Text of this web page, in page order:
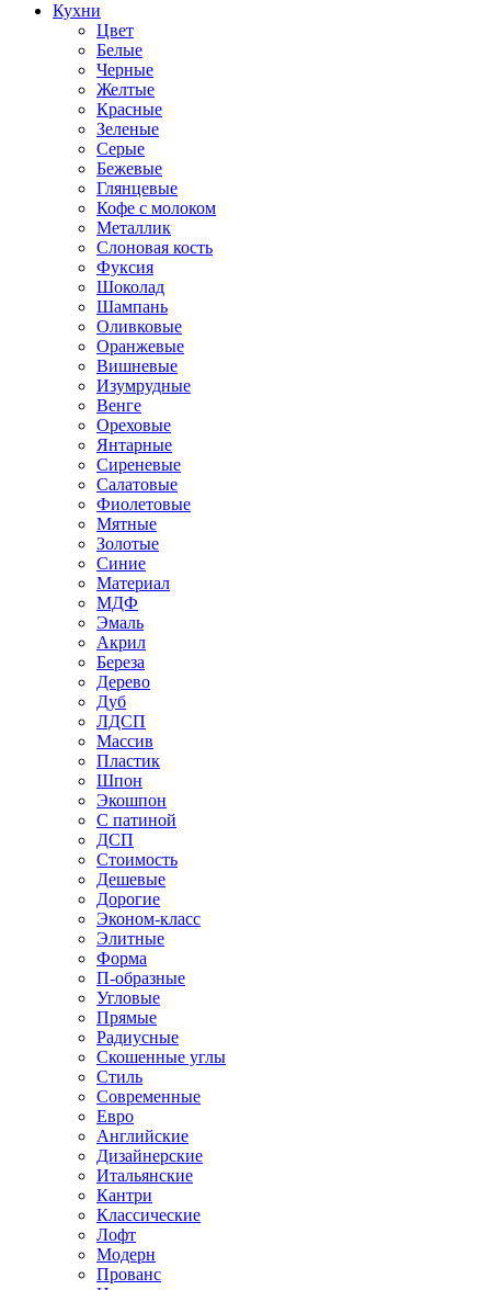
Кухни
Цвет
Белые
Черные
Желтые
Красные
Зеленые
Серые
Бежевые
Глянцевые
Кофе с молоком
Металлик
Слоновая кость
Фуксия
Шоколад
Шампань
Оливковые
Оранжевые
Вишневые
Изумрудные
Венге
Ореховые
Янтарные
Сиреневые
Салатовые
Фиолетовые
Мятные
Золотые
Синие
Материал
МДФ
Эмаль
Акрил
Береза
Дерево
Дуб
ЛДСП
Массив
Пластик
Шпон
Экошпон
С патиной
ДСП
Стоимость
Дешевые
Дорогие
Эконом-класс
Элитные
Форма
П-образные
Угловые
Прямые
Радиусные
Скошенные углы
Стиль
Современные
Евро
Английские
Дизайнерские
Итальянские
Кантри
Классические
Лофт
Модерн
Прованс